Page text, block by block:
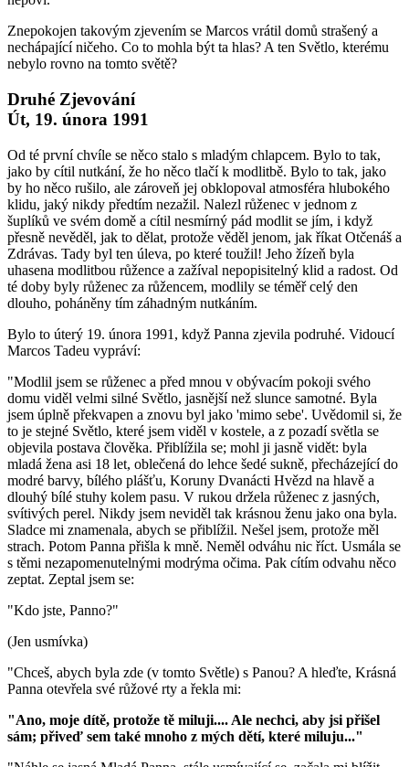
Znepokojen takovým zjevením se Marcos vrátil domů strašený a
nechápající ničeho. Co to mohla být ta hlas? A ten Světlo, kterému
nebylo rovno na tomto světě?
Druhé Zjevování
Út, 19. února 1991
Od té první chvíle se něco stalo s mladým chlapcem. Bylo to tak,
jako by cítil nutkání, že ho něco tlačí k modlitbě. Bylo to tak, jako
by ho něco rušilo, ale zároveň jej obklopoval atmosféra hlubokého
klidu, jaký nikdy předtím nezažil. Nalezl růženec v jednom z
šuplíků ve svém domě a cítil nesmírný pád modlit se jím, i když
přesně nevěděl, jak to dělat, protože věděl jenom, jak říkat Otčenáš a
Zdrávas. Tady byl ten úleva, po které toužil! Jeho žízeň byla
uhasena modlitbou růžence a zažíval nepopisitelný klid a radost. Od
té doby byly růženec za růžencem, modlily se téměř celý den
dlouho, poháněny tím záhadným nutkáním.
Bylo to úterý 19. února 1991, když Panna zjevila podruhé. Vidoucí
Marcos Tadeu vypráví:
"Modlil jsem se růženec a před mnou v obývacím pokoji svého
domu viděl velmi silné Světlo, jasnější než slunce samotné. Byla
jsem úplně překvapen a znovu byl jako 'mimo sebe'. Uvědomil si, že
to je stejné Světlo, které jsem viděl v kostele, a z pozadí světla se
objevila postava člověka. Přiblížila se; mohl ji jasně vidět: byla
mladá žena asi 18 let, oblečená do lehce šedé sukně, přecházející do
modré barvy, bílého plášťu, Koruny Dvanácti Hvězd na hlavě a
dlouhý bílé stuhy kolem pasu. V rukou držela růženec z jasných,
svítivých perel. Nikdy jsem neviděl tak krásnou ženu jako ona byla.
Sladce mi znamenala, abych se přiblížil. Nešel jsem, protože měl
strach. Potom Panna přišla k mně. Neměl odváhu nic říct. Usmála se
s těmi nezapomenutelnými modrýma očima. Pak cítím odvahu něco
zeptat. Zeptal jsem se:
"Kdo jste, Panno?"
(Jen usmívka)
"Chceš, abych byla zde (v tomto Světle) s Panou? A hleďte, Krásná
Panna otevřela své růžové rty a řekla mi:
"Ano, moje dítě, protože tě miluji.... Ale nechci, aby jsi přišel
sám; přiveď sem také mnoho z mých dětí, které miluju..."